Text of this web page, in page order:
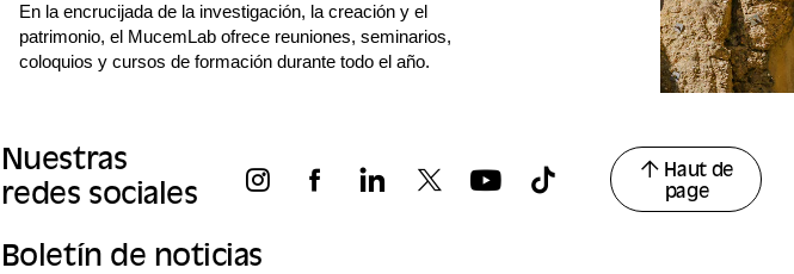
En la encrucijada de la investigación, la creación y el
patrimonio, el MucemLab ofrece reuniones, seminarios,
coloquios y cursos de formación durante todo el año.
Nuestras
redes sociales
Haut de
page
Boletín de noticias